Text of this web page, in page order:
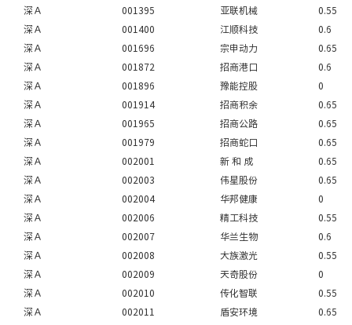
深Ａ
001395 亚联机械
0.55
深Ａ
001400 江顺科技
0.6
深Ａ
001696 宗申动力
0.65
深Ａ
001872 招商港口
0.6
深Ａ
001896 豫能控股
0
深Ａ
001914 招商积余
0.65
深Ａ
001965 招商公路
0.65
深Ａ
001979 招商蛇口
0.65
深Ａ
002001 新 和 成
0.65
深Ａ
002003 伟星股份
0.65
深Ａ
002004 华邦健康
0
深Ａ
002006 精工科技
0.55
深Ａ
002007 华兰生物
0.6
深Ａ
002008 大族激光
0.55
深Ａ
002009 天奇股份
0
深Ａ
002010 传化智联
0.55
深Ａ
002011 盾安环境
0.65